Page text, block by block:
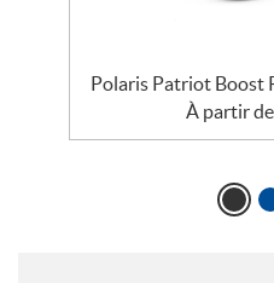
Polaris Patriot Boost
À partir